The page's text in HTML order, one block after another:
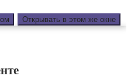
Открывать в этом же окне